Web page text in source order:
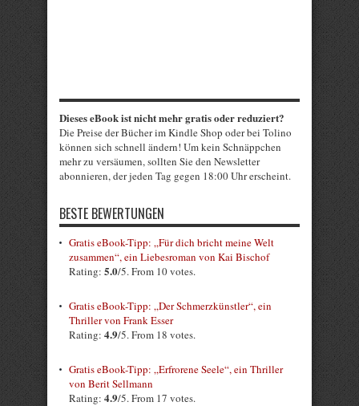
Dieses eBook ist nicht mehr gratis oder reduziert?
Die Preise der Bücher im Kindle Shop oder bei Tolino
können sich schnell ändern! Um kein Schnäppchen
mehr zu versäumen, sollten Sie den Newsletter
abonnieren, der jeden Tag gegen 18:00 Uhr erscheint.
BESTE BEWERTUNGEN
Gratis eBook-Tipp: „Für dich bricht meine Welt
zusammen“, ein Liebesroman von Kai Bischof
Rating: 5.0/5. From 10 votes.
Gratis eBook-Tipp: „Der Schmerzkünstler“, ein
Thriller von Frank Esser
Rating: 4.9/5. From 18 votes.
Gratis eBook-Tipp: „Erfrorene Seele“, ein Thriller
von Berit Sellmann
Rating: 4.9/5. From 17 votes.